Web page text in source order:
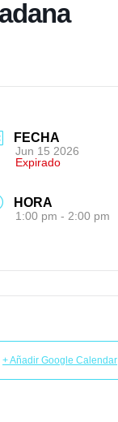
FECHA
Jun 15 2026
Expirado
HORA
1:00 pm - 2:00 pm
+ Añadir Google Calendar